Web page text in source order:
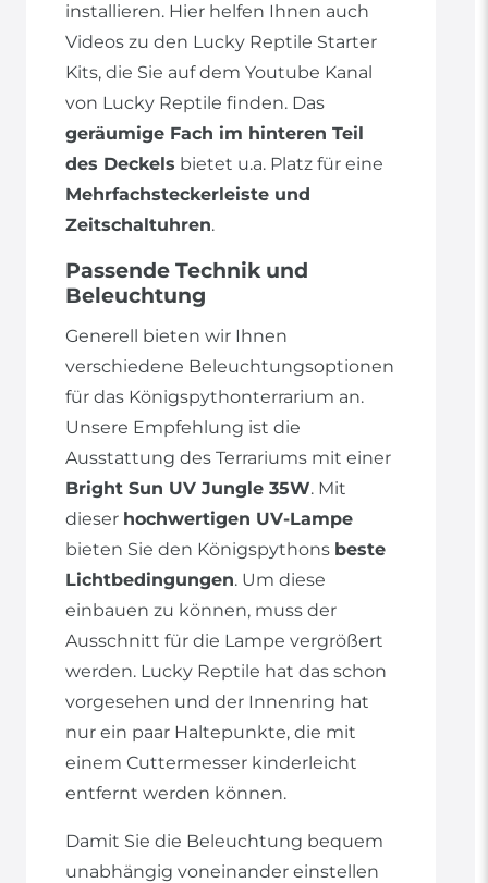
installieren. Hier helfen Ihnen auch
Videos zu den Lucky Reptile Starter
Kits, die Sie auf dem Youtube Kanal
von Lucky Reptile finden. Das
geräumige Fach im hinteren Teil
des Deckels bietet u.a. Platz für eine
Mehrfachsteckerleiste und
Zeitschaltuhren.
Passende Technik und
Beleuchtung
Generell bieten wir Ihnen
verschiedene Beleuchtungsoptionen
für das Königspythonterrarium an.
Unsere Empfehlung ist die
Ausstattung des Terrariums mit einer
Bright Sun UV Jungle 35W. Mit
dieser hochwertigen UV-Lampe
bieten Sie den Königspythons beste
Lichtbedingungen. Um diese
einbauen zu können, muss der
Ausschnitt für die Lampe vergrößert
werden. Lucky Reptile hat das schon
vorgesehen und der Innenring hat
nur ein paar Haltepunkte, die mit
einem Cuttermesser kinderleicht
entfernt werden können.
Damit Sie die Beleuchtung bequem
unabhängig voneinander einstellen